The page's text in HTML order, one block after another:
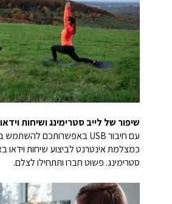
שיפור של לייב סטרימינג ושיחות וידאו
כמצלמת אינטרנט לביצוע שיחות וידאו
סטרימינג. פשוט חברו ותתחילו לצלם.